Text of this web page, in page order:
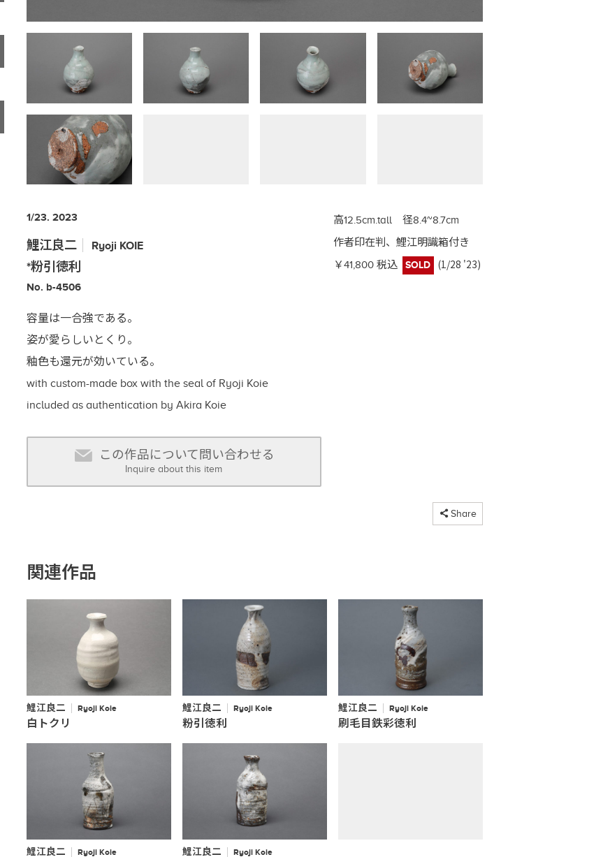
1/23. 2023
鯉江良二 Ryoji KOIE
*粉引徳利
No. b-4506
高12.5cm.tall 径8.4~8.7cm
作者印在判、鯉江明識箱付き
￥41,800 税込
SOLD (1/28 '23)
容量は一合強である。
姿が愛らしいとくり。
釉色も還元が効いている。
with custom-made box with the seal of Ryoji Koie
included as authentication by Akira Koie
この作品について問い合わせる
Inquire about this item
Share
コピーしました
関連作品
鯉江良二 Ryoji Koie
白トクリ
鯉江良二 Ryoji Koie
粉引徳利
鯉江良二 Ryoji Koie
刷毛目鉄彩徳利
鯉江良二 Ryoji Koie 鯉江良二 Ryoji Koie